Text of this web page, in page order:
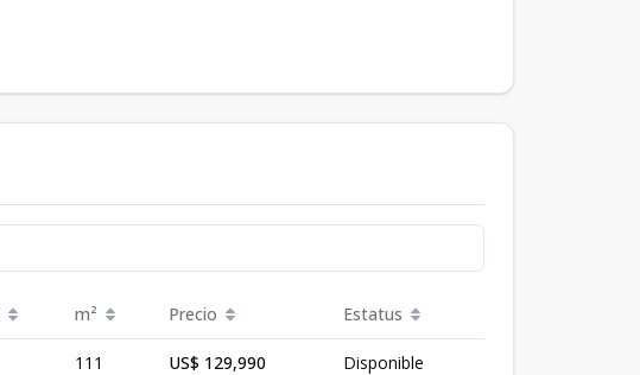
m² Precio Estatus
111 US$ 129,990 Disponible